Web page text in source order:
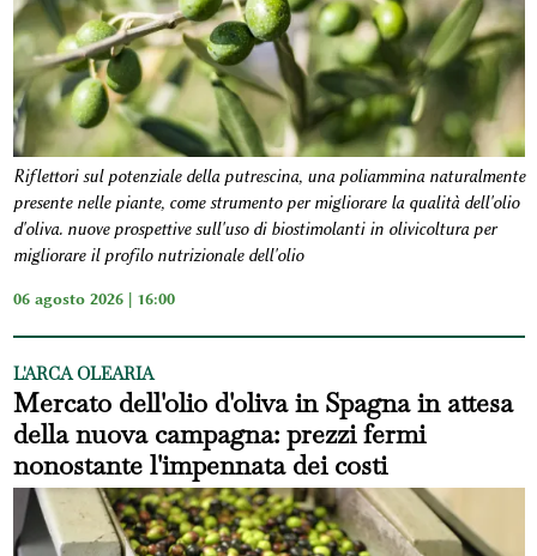
Riflettori sul potenziale della putrescina, una poliammina naturalmente
presente nelle piante, come strumento per migliorare la qualità dell'olio
d'oliva. nuove prospettive sull'uso di biostimolanti in olivicoltura per
migliorare il profilo nutrizionale dell'olio
06 agosto 2026 | 16:00
L'ARCA OLEARIA
Mercato dell'olio d'oliva in Spagna in attesa
della nuova campagna: prezzi fermi
nonostante l'impennata dei costi